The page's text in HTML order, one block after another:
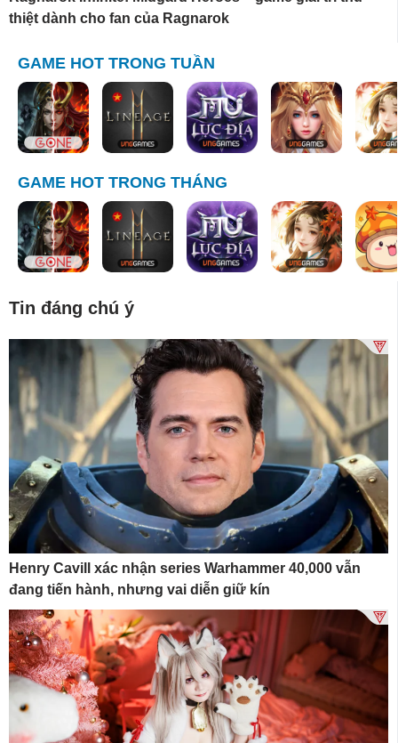
thiệt dành cho fan của Ragnarok
GAME HOT TRONG TUẦN
GAME HOT TRONG THÁNG
Tin đáng chú ý
Henry Cavill xác nhận series Warhammer 40,000 vẫn
đang tiến hành, nhưng vai diễn giữ kín